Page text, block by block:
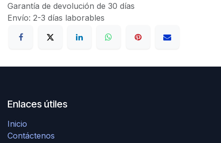
Garantía de devolución de 30 días
Envío: 2-3 días laborables
Enlaces útiles
Inicio
Contáctenos